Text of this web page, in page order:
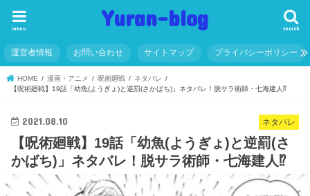
Yuran-blog search
menu
運営者情報 お問い合わせ サイトマップ プライバシーポリシー
HOME 漫画・アニメ 呪術廻戦
ネタバレ
【呪術廻戦】19話「幼魚(ようぎょ)と逆罰(さかばち)」ネタバレ！脱サラ術師・七海建人⁉
ネタバレ
2021.08.10
【呪術廻戦】19話「幼魚(ようぎょ)と逆罰(さ
かばち)」ネタバレ！脱サラ術師・七海建人⁉